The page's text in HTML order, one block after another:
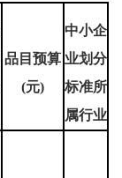
品目预算
(元)
中小企
业划分
标准所
属行业